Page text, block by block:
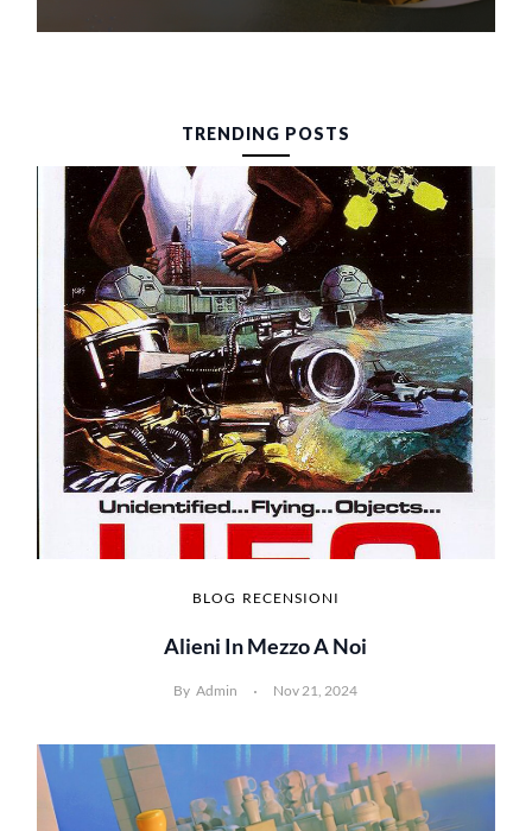
TRENDING POSTS
BLOG RECENSIONI
Alieni In Mezzo A Noi
By Admin Nov 21, 2024